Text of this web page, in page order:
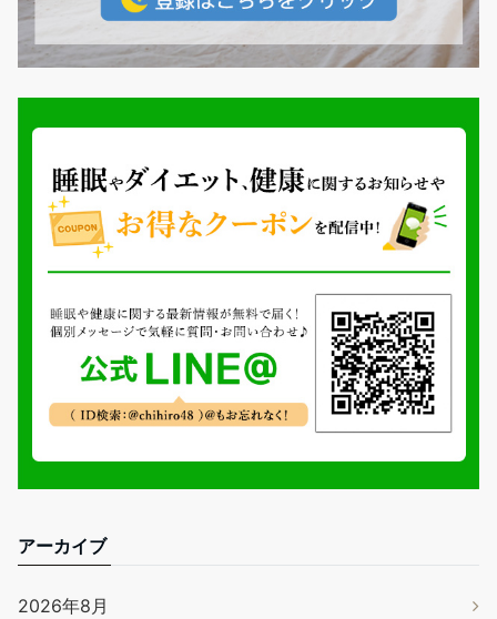
アーカイブ
2026年8月